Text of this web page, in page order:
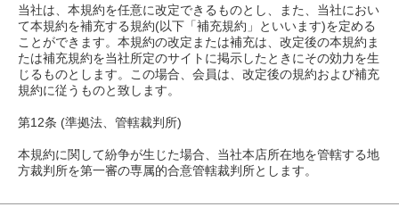
当社は、本規約を任意に改定できるものとし、また、当社におい
て本規約を補充する規約(以下「補充規約」といいます)を定める
ことができます。本規約の改定または補充は、改定後の本規約ま
たは補充規約を当社所定のサイトに掲示したときにその効力を生
じるものとします。この場合、会員は、改定後の規約および補充
規約に従うものと致します。
第12条 (準拠法、管轄裁判所)
本規約に関して紛争が生じた場合、当社本店所在地を管轄する地
方裁判所を第一審の専属的合意管轄裁判所とします。